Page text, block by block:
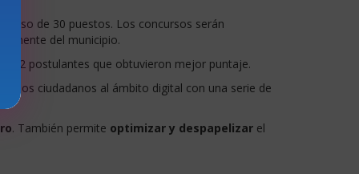
piso de 30 puestos. Los concursos serán
del municipio.
12 postulantes que obtuvieron mejor puntaje.
los ciudadanos al ámbito digital con una serie de
. También permite optimizar y despapelizar el